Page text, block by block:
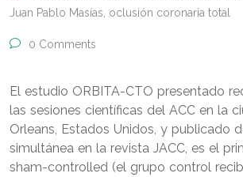
Juan Pablo Masías oclusión coronaria total
0 Comments
El estudio ORBITA-CTO presentado
las sesiones científicas del ACC en la
Orleans, Estados Unidos, y publicado
simultánea en la revista JACC, es el
sham-controlled (el grupo control